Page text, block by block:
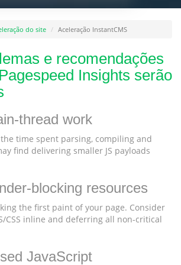
do site Aceleração InstantCMS
e recomendações
Insights serão
thread work
time spent parsing, compiling and
find delivering smaller JS payloads
blocking resources
the first paint of your page. Consider
CSS inline and deferring all non-critical
JavaScript